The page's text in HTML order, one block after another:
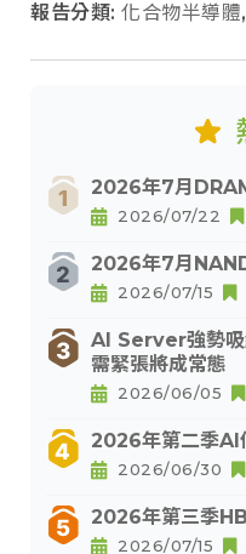
報告分類: 化合物半導體,
2026年7月
2026/07/22
2026年7月
2026/07/15
AI Server強勢吸
需緊張將成常態
2026/06/05
2026年第二季AI
2026/06/30
2026年第三季
2026/07/15